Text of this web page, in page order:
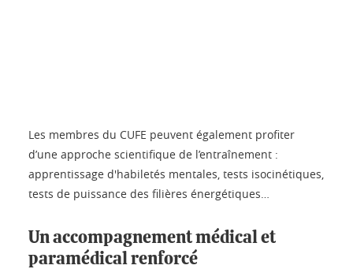
Les membres du CUFE peuvent également profiter
d’une approche scientifique de l’entraînement :
apprentissage d'habiletés mentales, tests isocinétiques,
tests de puissance des filières énergétiques…
Un accompagnement médical et
paramédical renforcé